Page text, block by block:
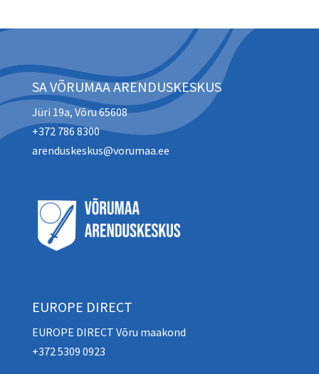
SA VÕRUMAA ARENDUSKESKUS
Jüri 19a, Võru 65608
+372 786 8300
arenduskeskus@vorumaa.ee
EUROPE DIRECT
EUROPE DIRECT Võru maakond
+372 5309 0923